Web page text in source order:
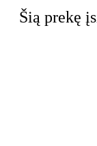
Šią prekę